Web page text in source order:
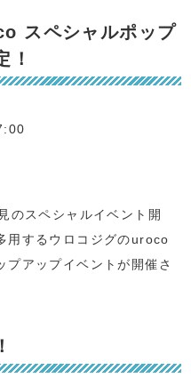
スペシャルポップ
！
のスペシャルイベント開
用するウロコジグのuroco
プアップイベントが開催さ